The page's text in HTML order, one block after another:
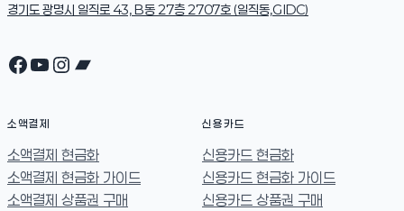
경기도 광명시 일직로 43, B동 27층 2707호 (일직동,GIDC)
Facebook
YouTube
Instagram
Bandcamp
소액결제
소액결제 현금화
소액결제 현금화 가이드
소액결제 상품권 구매
신용카드
신용카드 현금화
신용카드 현금화 가이드
신용카드 상품권 구매